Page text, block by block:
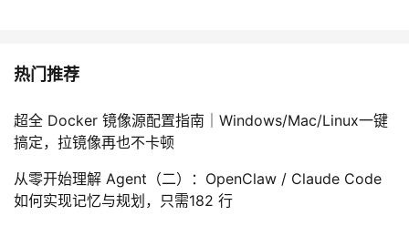
热门推荐
超全 Docker 镜像源配置指南｜Windows/Mac/Linux一键
搞定，拉镜像再也不卡顿
从零开始理解 Agent（二）：OpenClaw / Claude Code
如何实现记忆与规划，只需182 行